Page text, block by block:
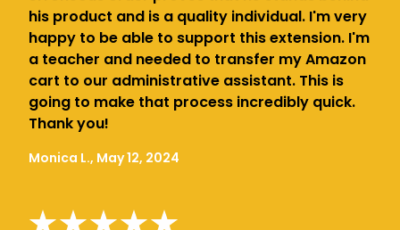
his product and is a quality individual. I'm very
happy to be able to support this extension. I'm
a teacher and needed to transfer my Amazon
cart to our administrative assistant. This is
going to make that process incredibly quick.
Thank you!
Monica L., May 12, 2024